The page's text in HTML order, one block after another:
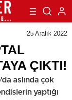
25 Aralık 2022
ÇIKTI!
aslında çok
yaptığı